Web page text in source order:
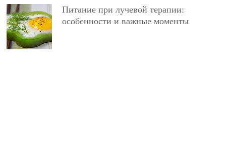
Питание при лучевой терапии:
особенности и важные моменты